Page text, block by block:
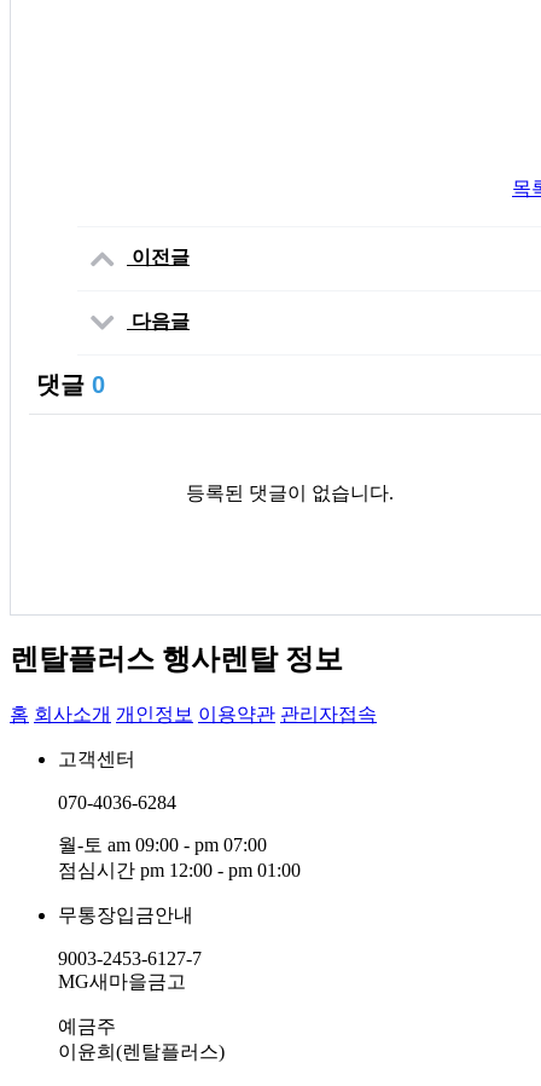
목
이전글
다음글
댓글 0
등록된 댓글이 없습니다.
렌탈플러스 행사렌탈 정보
홈 회사소개 개인정보 이용약관 관리자접속
고객센터
070-4036-6284
월-토 am 09:00 - pm 07:00
점심시간 pm 12:00 - pm 01:00
무통장입금안내
9003-2453-6127-7
MG새마을금고
예금주
이윤희(렌탈플러스)